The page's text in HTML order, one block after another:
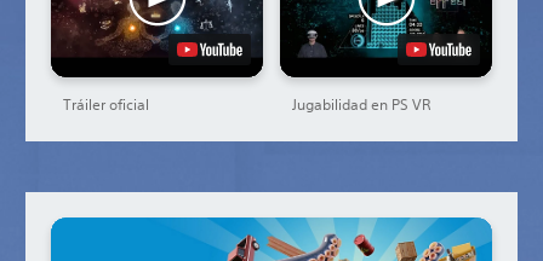
Tráiler oficial Jugabilidad en PS VR